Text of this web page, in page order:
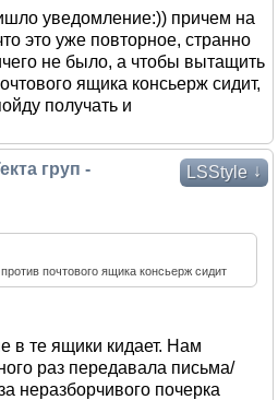
уведомление:)) причем на
это уже повторное, странно
не было, а чтобы вытащить
ящика консьерж сидит,
получать и
LSStyle ↓
груп -
почтового ящика консьерж сидит
в те ящики кидает. Нам
раз передавала письма/
неразборчивого почерка